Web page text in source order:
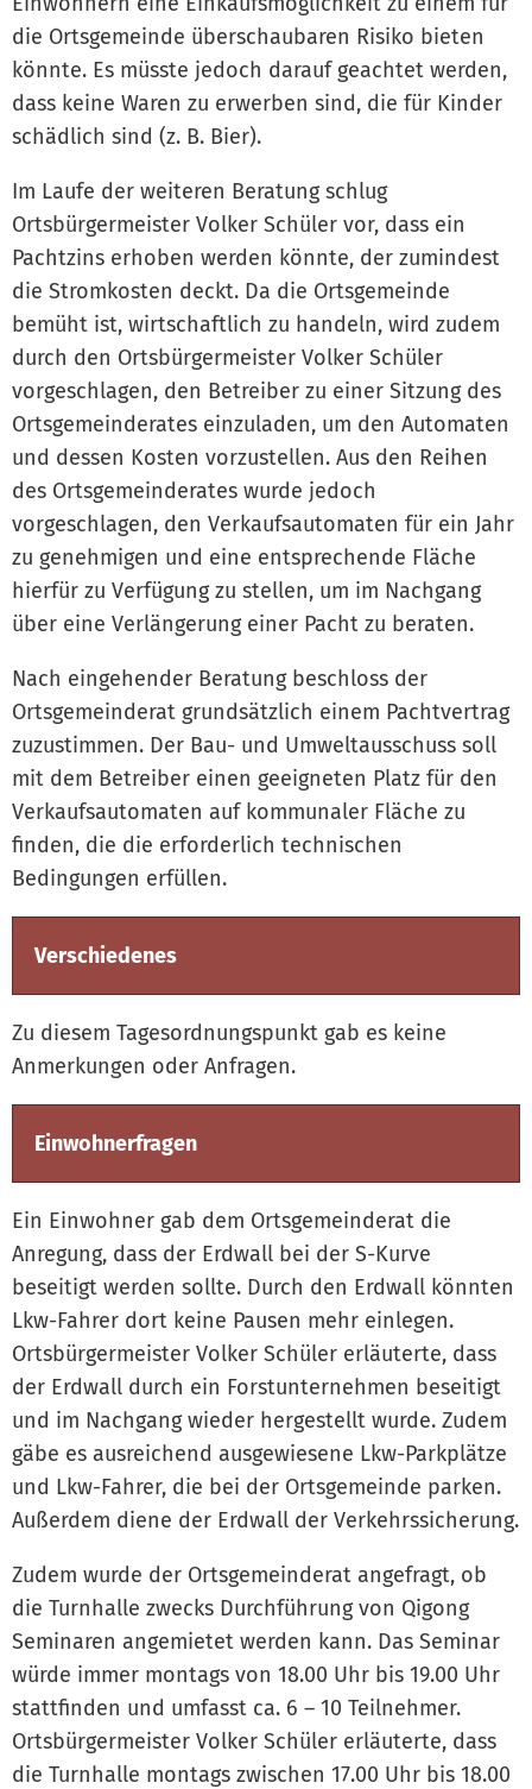
die Ortsgemeinde überschaubaren Risiko bieten
könnte. Es müsste jedoch darauf geachtet werden,
dass keine Waren zu erwerben sind, die für Kinder
schädlich sind (z. B. Bier).
Im Laufe der weiteren Beratung schlug
Ortsbürgermeister Volker Schüler vor, dass ein
Pachtzins erhoben werden könnte, der zumindest
die Stromkosten deckt. Da die Ortsgemeinde
bemüht ist, wirtschaftlich zu handeln, wird zudem
durch den Ortsbürgermeister Volker Schüler
vorgeschlagen, den Betreiber zu einer Sitzung des
Ortsgemeinderates einzuladen, um den Automaten
und dessen Kosten vorzustellen. Aus den Reihen
des Ortsgemeinderates wurde jedoch
vorgeschlagen, den Verkaufsautomaten für ein Jahr
zu genehmigen und eine entsprechende Fläche
hierfür zu Verfügung zu stellen, um im Nachgang
über eine Verlängerung einer Pacht zu beraten.
Nach eingehender Beratung beschloss der
Ortsgemeinderat grundsätzlich einem Pachtvertrag
zuzustimmen. Der Bau- und Umweltausschuss soll
mit dem Betreiber einen geeigneten Platz für den
Verkaufsautomaten auf kommunaler Fläche zu
finden, die die erforderlich technischen
Bedingungen erfüllen.
Verschiedenes
Zu diesem Tagesordnungspunkt gab es keine
Anmerkungen oder Anfragen.
Einwohnerfragen
Ein Einwohner gab dem Ortsgemeinderat die
Anregung, dass der Erdwall bei der S-Kurve
beseitigt werden sollte. Durch den Erdwall könnten
Lkw-Fahrer dort keine Pausen mehr einlegen.
Ortsbürgermeister Volker Schüler erläuterte, dass
der Erdwall durch ein Forstunternehmen beseitigt
und im Nachgang wieder hergestellt wurde. Zudem
gäbe es ausreichend ausgewiesene Lkw-Parkplätze
und Lkw-Fahrer, die bei der Ortsgemeinde parken.
Außerdem diene der Erdwall der Verkehrssicherung.
Zudem wurde der Ortsgemeinderat angefragt, ob
die Turnhalle zwecks Durchführung von Qigong
Seminaren angemietet werden kann. Das Seminar
würde immer montags von 18.00 Uhr bis 19.00 Uhr
stattfinden und umfasst ca. 6 – 10 Teilnehmer.
Ortsbürgermeister Volker Schüler erläuterte, dass
die Turnhalle montags zwischen 17.00 Uhr bis 18.00